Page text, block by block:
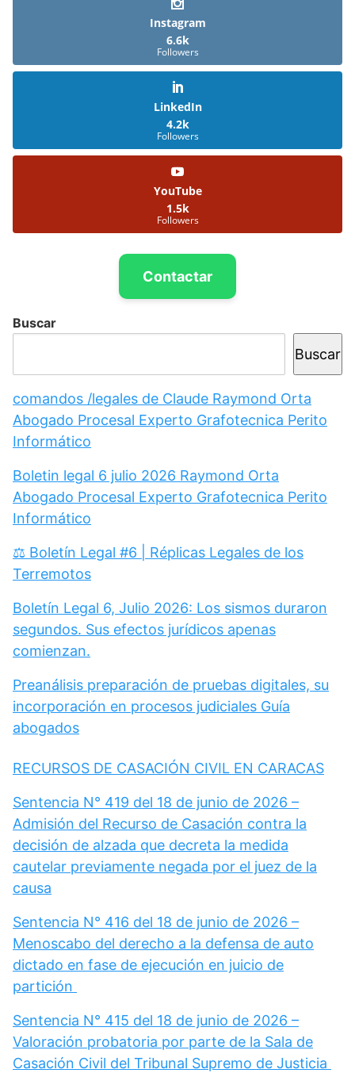
Instagram
6.6k
Followers
LinkedIn
4.2k
Followers
YouTube
1.5k
Followers
Contactar
Buscar
Buscar
comandos /legales de Claude Raymond Orta
Abogado Procesal Experto Grafotecnica Perito
Informático
Boletin legal 6 julio 2026 Raymond Orta
Abogado Procesal Experto Grafotecnica Perito
Informático
⚖️ Boletín Legal #6 | Réplicas Legales de los
Terremotos
Boletín Legal 6, Julio 2026: Los sismos duraron
segundos. Sus efectos jurídicos apenas
comienzan.
Preanálisis preparación de pruebas digitales, su
incorporación en procesos judiciales Guía
abogados
RECURSOS DE CASACIÓN CIVIL EN CARACAS
Sentencia N° 419 del 18 de junio de 2026 –
Admisión del Recurso de Casación contra la
decisión de alzada que decreta la medida
cautelar previamente negada por el juez de la
causa
Sentencia N° 416 del 18 de junio de 2026 –
Menoscabo del derecho a la defensa de auto
dictado en fase de ejecución en juicio de
partición
Sentencia N° 415 del 18 de junio de 2026 –
Valoración probatoria por parte de la Sala de
Casación Civil del Tribunal Supremo de Justicia